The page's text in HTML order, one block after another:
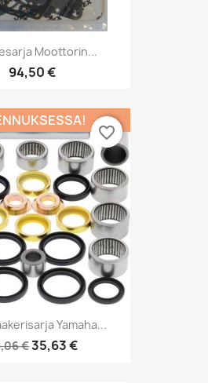
Moottorin...
94,50 €
Yamaha...
€35,63 €
favorite_border